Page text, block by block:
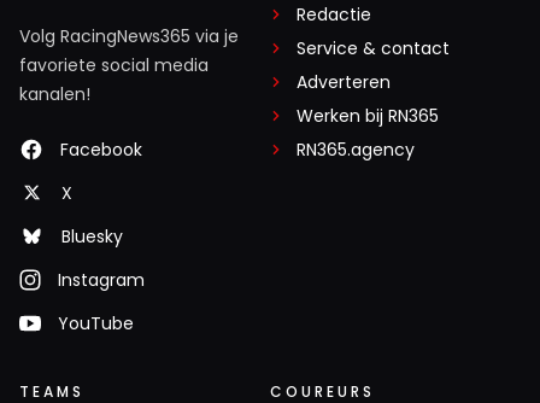
Volg RacingNews365 via je
favoriete social media
kanalen!
Facebook
X
Bluesky
Instagram
YouTube
Redactie
Service & contact
Adverteren
Werken bij RN365
RN365.agency
TEAMS COUREURS